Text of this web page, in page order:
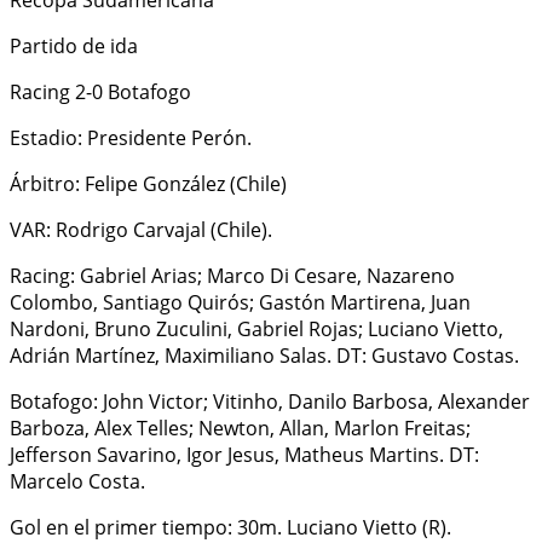
Partido de ida
Racing 2-0 Botafogo
Estadio: Presidente Perón.
Árbitro: Felipe González (Chile)
VAR: Rodrigo Carvajal (Chile).
Racing: Gabriel Arias; Marco Di Cesare, Nazareno
Colombo, Santiago Quirós; Gastón Martirena, Juan
Nardoni, Bruno Zuculini, Gabriel Rojas; Luciano Vietto,
Adrián Martínez, Maximiliano Salas. DT: Gustavo Costas.
Botafogo: John Victor; Vitinho, Danilo Barbosa, Alexander
Barboza, Alex Telles; Newton, Allan, Marlon Freitas;
Jefferson Savarino, Igor Jesus, Matheus Martins. DT:
Marcelo Costa.
Gol en el primer tiempo: 30m. Luciano Vietto (R).